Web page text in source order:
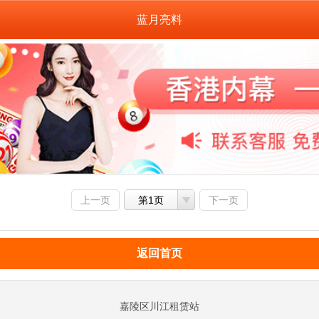
蓝月亮料
上一页 第1页 下一页
返回首页
嘉陵区川江租赁站